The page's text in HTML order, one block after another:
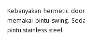
Kebanyakan hermetic
memakai pintu swing.
pintu stainless steel.